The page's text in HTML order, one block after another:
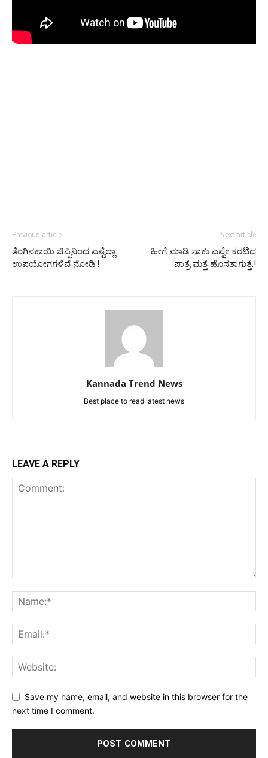
Previous article
ತೆಂಗಿನಕಾಯಿ ಚಿಪ್ಪಿನಿಂದ ಎಷ್ಟೆಲ್ಲಾ
ಉಪಯೋಗಗಳಿವೆ ನೋಡಿ.!
Next article
ಹೀಗೆ ಮಾಡಿ ಸಾಕು ಎಷ್ಟೇ ಕರಟಿದ
ಪಾತ್ರೆ ಮತ್ತೆ ಹೊಸತಾಗುತ್ತೆ.!
Kannada Trend News
Best place to read latest news
LEAVE A REPLY
Save my name, email, and website in this browser for the
next time I comment.